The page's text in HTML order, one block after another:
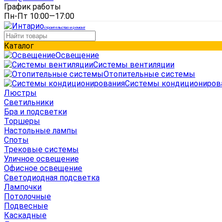
График работы
Пн-Пт 10:00—17:00
строительство и ремонт
Каталог
Освещение
Системы вентиляции
Отопительные системы
Системы
Люстры
Светильники
Бра и подсветки
Торшеры
Настольные лампы
Споты
Трековые системы
Уличное освещение
Офисное освещение
Светодиодная подсветка
Лампочки
Потолочные
Подвесные
Каскадные